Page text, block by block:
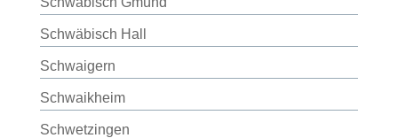
Schwäbisch Hall
Schwaigern
Schwaikheim
Schwetzingen